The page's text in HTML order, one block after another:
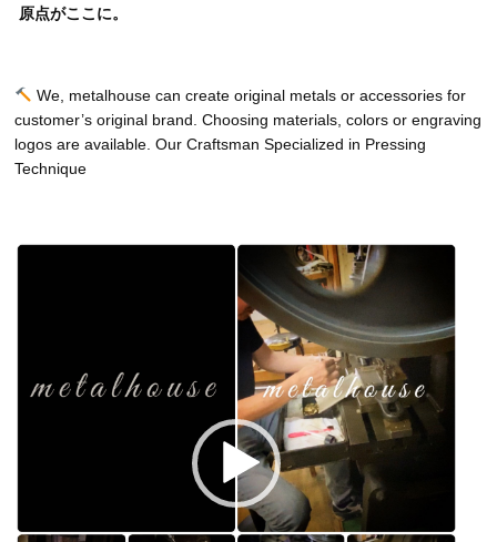
原点がここに。
We, metalhouse can create original metals or accessories for
customer’s original brand. Choosing materials, colors or engraving
logos are available. Our Craftsman Specialized in Pressing
Technique
動